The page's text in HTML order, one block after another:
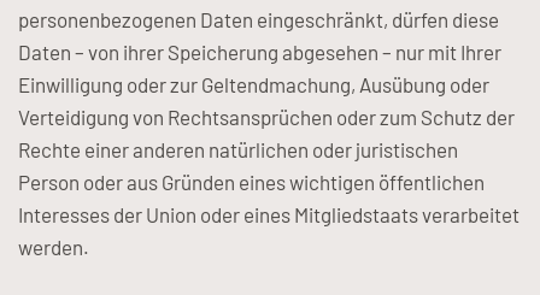
personenbezogenen Daten eingeschränkt, dürfen diese
Daten – von ihrer Speicherung abgesehen – nur mit Ihrer
Einwilligung oder zur Geltendmachung, Ausübung oder
Verteidigung von Rechtsansprüchen oder zum Schutz der
Rechte einer anderen natürlichen oder juristischen
Person oder aus Gründen eines wichtigen öffentlichen
Interesses der Union oder eines Mitgliedstaats verarbeitet
werden.